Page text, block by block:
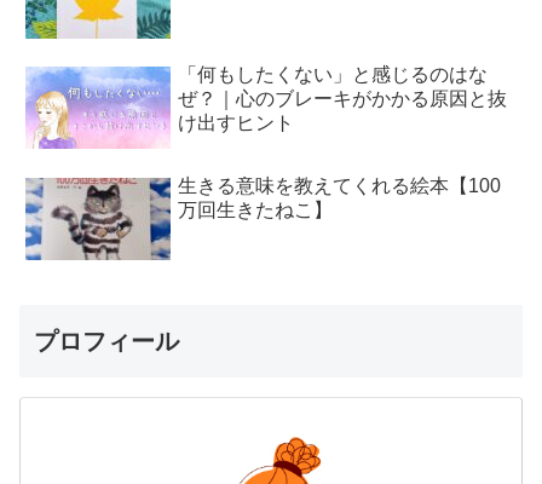
「何もしたくない」と感じるのはな
ぜ？｜心のブレーキがかかる原因と抜
け出すヒント
生きる意味を教えてくれる絵本【100
万回生きたねこ】
プロフィール